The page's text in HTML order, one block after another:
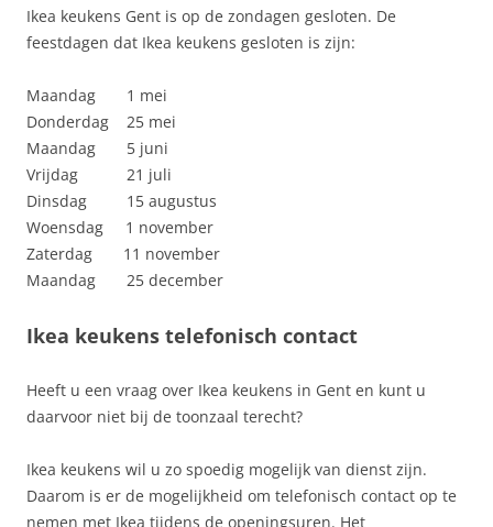
Ikea keukens Gent is op de zondagen gesloten. De
feestdagen dat Ikea keukens gesloten is zijn:
Maandag 1 mei
Donderdag 25 mei
Maandag 5 juni
Vrijdag 21 juli
Dinsdag 15 augustus
Woensdag 1 november
Zaterdag 11 november
Maandag 25 december
Ikea keukens telefonisch contact
Heeft u een vraag over Ikea keukens in Gent en kunt u
daarvoor niet bij de toonzaal terecht?
Ikea keukens wil u zo spoedig mogelijk van dienst zijn.
Daarom is er de mogelijkheid om telefonisch contact op te
nemen met Ikea tijdens de openingsuren. Het